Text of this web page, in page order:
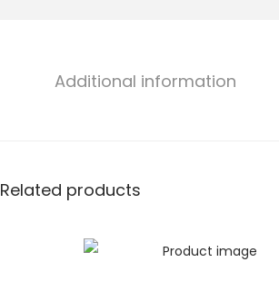
Additional information
Related products